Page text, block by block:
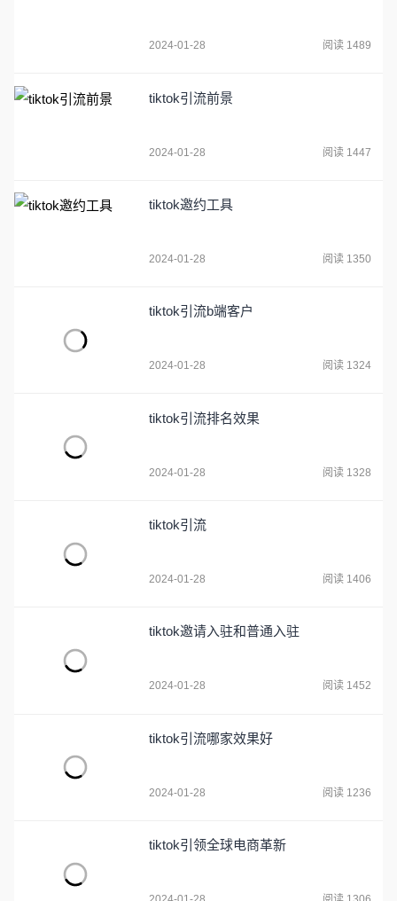
2024-01-28 阅读 1489
tiktok引流前景
2024-01-28 阅读 1447
tiktok邀约工具
2024-01-28 阅读 1350
tiktok引流b端客户
2024-01-28 阅读 1324
tiktok引流排名效果
2024-01-28 阅读 1328
tiktok引流
2024-01-28 阅读 1406
tiktok邀请入驻和普通入驻
2024-01-28 阅读 1452
tiktok引流哪家效果好
2024-01-28 阅读 1236
tiktok引领全球电商革新